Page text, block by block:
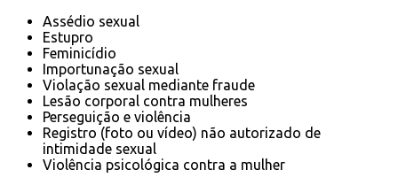
Assédio sexual
Estupro
Feminicídio
Importunação sexual
Violação sexual mediante fraude
Lesão corporal contra mulheres
Perseguição e violência
Registro (foto ou vídeo) não autorizado de
intimidade sexual
Violência psicológica contra a mulher